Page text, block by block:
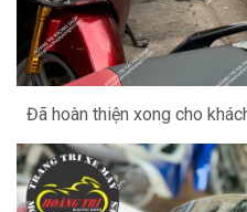
Đã hoàn thiện xong cho